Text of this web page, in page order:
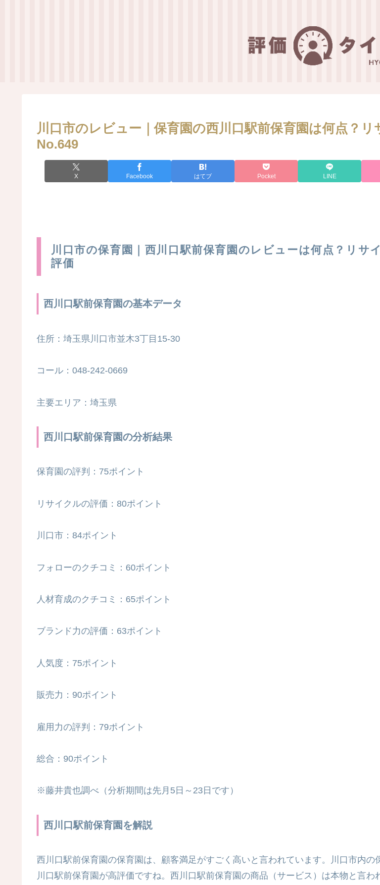
川口市のレビュー｜保育園の西川口駅前保育園は何点？リ
No.649
X Facebook はてブ Pocket LINE
川口市の保育園｜西川口駅前保育園のレビューは何点？リサ
評価
西川口駅前保育園の基本データ
住所：埼玉県川口市並木3丁目15-30
コール：048-242-0669
主要エリア：埼玉県
西川口駅前保育園の分析結果
保育園の評判：75ポイント
リサイクルの評価：80ポイント
川口市：84ポイント
フォローのクチコミ：60ポイント
人材育成のクチコミ：65ポイント
ブランド力の評価：63ポイント
人気度：75ポイント
販売力：90ポイント
雇用力の評判：79ポイント
総合：90ポイント
※藤井貴也調べ（分析期間は先月5日～23日です）
西川口駅前保育園を解説
西川口駅前保育園の保育園は、顧客満足がすごく高いと言われています。川口市内の
川口駅前保育園が高評価ですね。西川口駅前保育園の商品（サービス）は本物と言わ